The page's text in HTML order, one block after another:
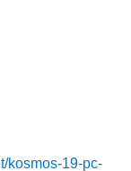
kosmos-19-pc-